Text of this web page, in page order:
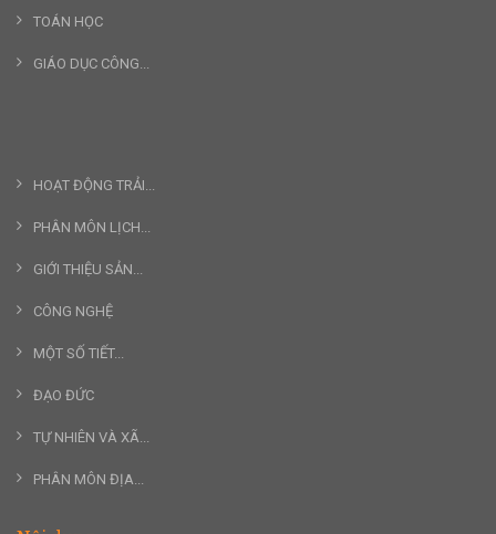
TOÁN HỌC
GIÁO DỤC CÔNG...
HOẠT ĐỘNG TRẢI...
PHÂN MÔN LỊCH...
GIỚI THIỆU SẢN...
CÔNG NGHỆ
MỘT SỐ TIẾT...
ĐẠO ĐỨC
TỰ NHIÊN VÀ XÃ...
PHÂN MÔN ĐỊA...